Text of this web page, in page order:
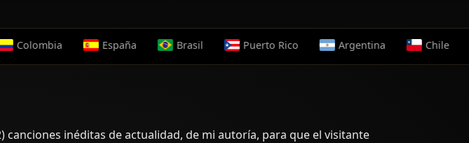
España Brasil Puerto Rico Argentina Chile Perú
canciones inéditas de actualidad, de mi autoría, para que el visitante